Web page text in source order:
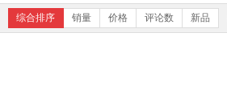
综合排序 销量 价格 评论数 新品